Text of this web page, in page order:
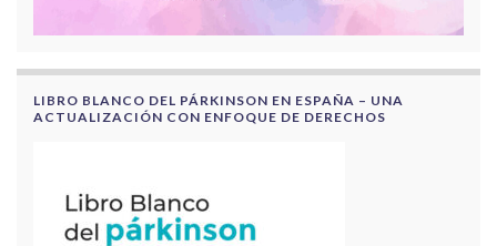
LIBRO BLANCO DEL PÁRKINSON EN ESPAÑA – UNA
ACTUALIZACIÓN CON ENFOQUE DE DERECHOS